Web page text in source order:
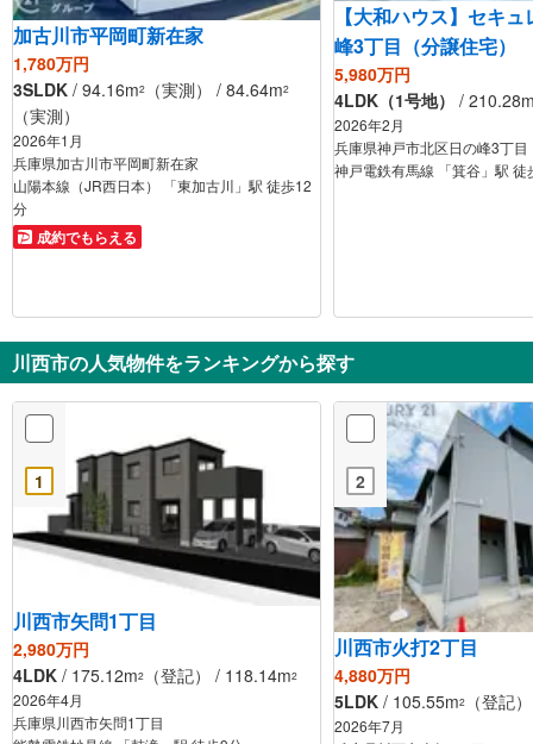
加古川市平岡町新在家
1,780万円
3SLDK / 94.16m2 （実測） / 84.64m2
（実測）
2026年1月
兵庫県加古川市平岡町新在家
山陽本線（JR西日本） 「東加古川」駅 徒歩12
分
成約でもらえる
【大和ハウス】セキ
峰3丁目（分譲住宅）
5,980万円
4LDK（1号地） /
2026年2月
兵庫県神戸市北区日の峰3丁目
神戸電鉄有馬線 「箕谷」駅 徒
川西市の人気物件をランキングから探す
1
川西市矢問1丁目
2,980万円
4LDK / 175.12m2 （登記） / 118.14m2
2026年4月
兵庫県川西市矢問1丁目
2
川西市火打2丁目
4,880万円
5LDK / 105.55m2 （登記
2026年7月